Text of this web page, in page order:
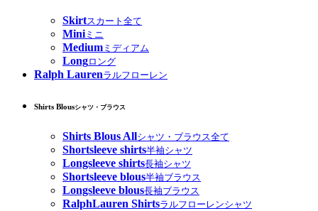
Skirtスカート全て
Miniミニ
Medium ミディアム
Longロング
Ralph Laurenラルフローレン
Shirts Blousシャツ・ブラウス
Shirts Blous Allシャツ・ブラウス全て
Shortsleeve shirts半袖シャツ
Longsleeve shirts長袖シャツ
Shortsleeve blous半袖ブラウス
Longsleeve blous長袖ブラウス
RalphLauren Shirtsラルフローレンシャツ